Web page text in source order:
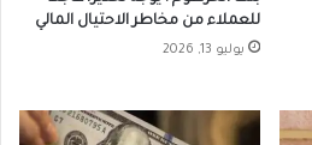
للعملاء من مخاطر الاحتيال المالي
يوليو 13, 2026